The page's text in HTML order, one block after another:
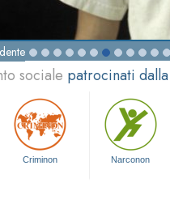
sociale patrocinati
Criminon Narconon